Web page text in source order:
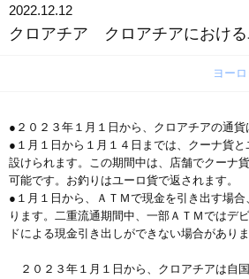
2022.12.12
クロアチア クロアチアにおける
ヨー
●２０２３年１月１日から、クロアチアの通貨
●１月１日から１月１４日までは、クーナ貨
設けられます。この期間中は、店舗でクーナ
可能です。お釣りはユーロ貨で返されます。
●１月１日から、ＡＴＭで現金を引き出す場
ります。二重流通期間中、一部ＡＴＭではデ
ドによる現金引き出しができない場合がありま
２０２３年１月１日から、クロアチアは自